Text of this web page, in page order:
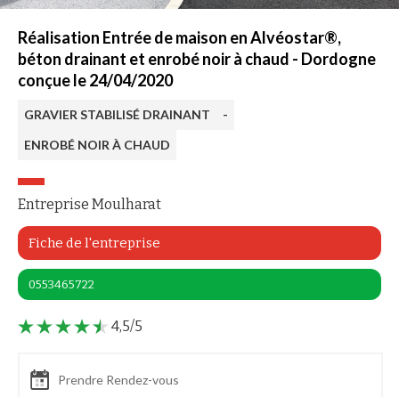
Réalisation Entrée de maison en Alvéostar®,
béton drainant et enrobé noir à chaud - Dordogne
conçue le 24/04/2020
GRAVIER STABILISÉ DRAINANT
-
ENROBÉ NOIR À CHAUD
Entreprise Moulharat
Fiche de l'entreprise
0553465722
4,5/5
Prendre Rendez-vous